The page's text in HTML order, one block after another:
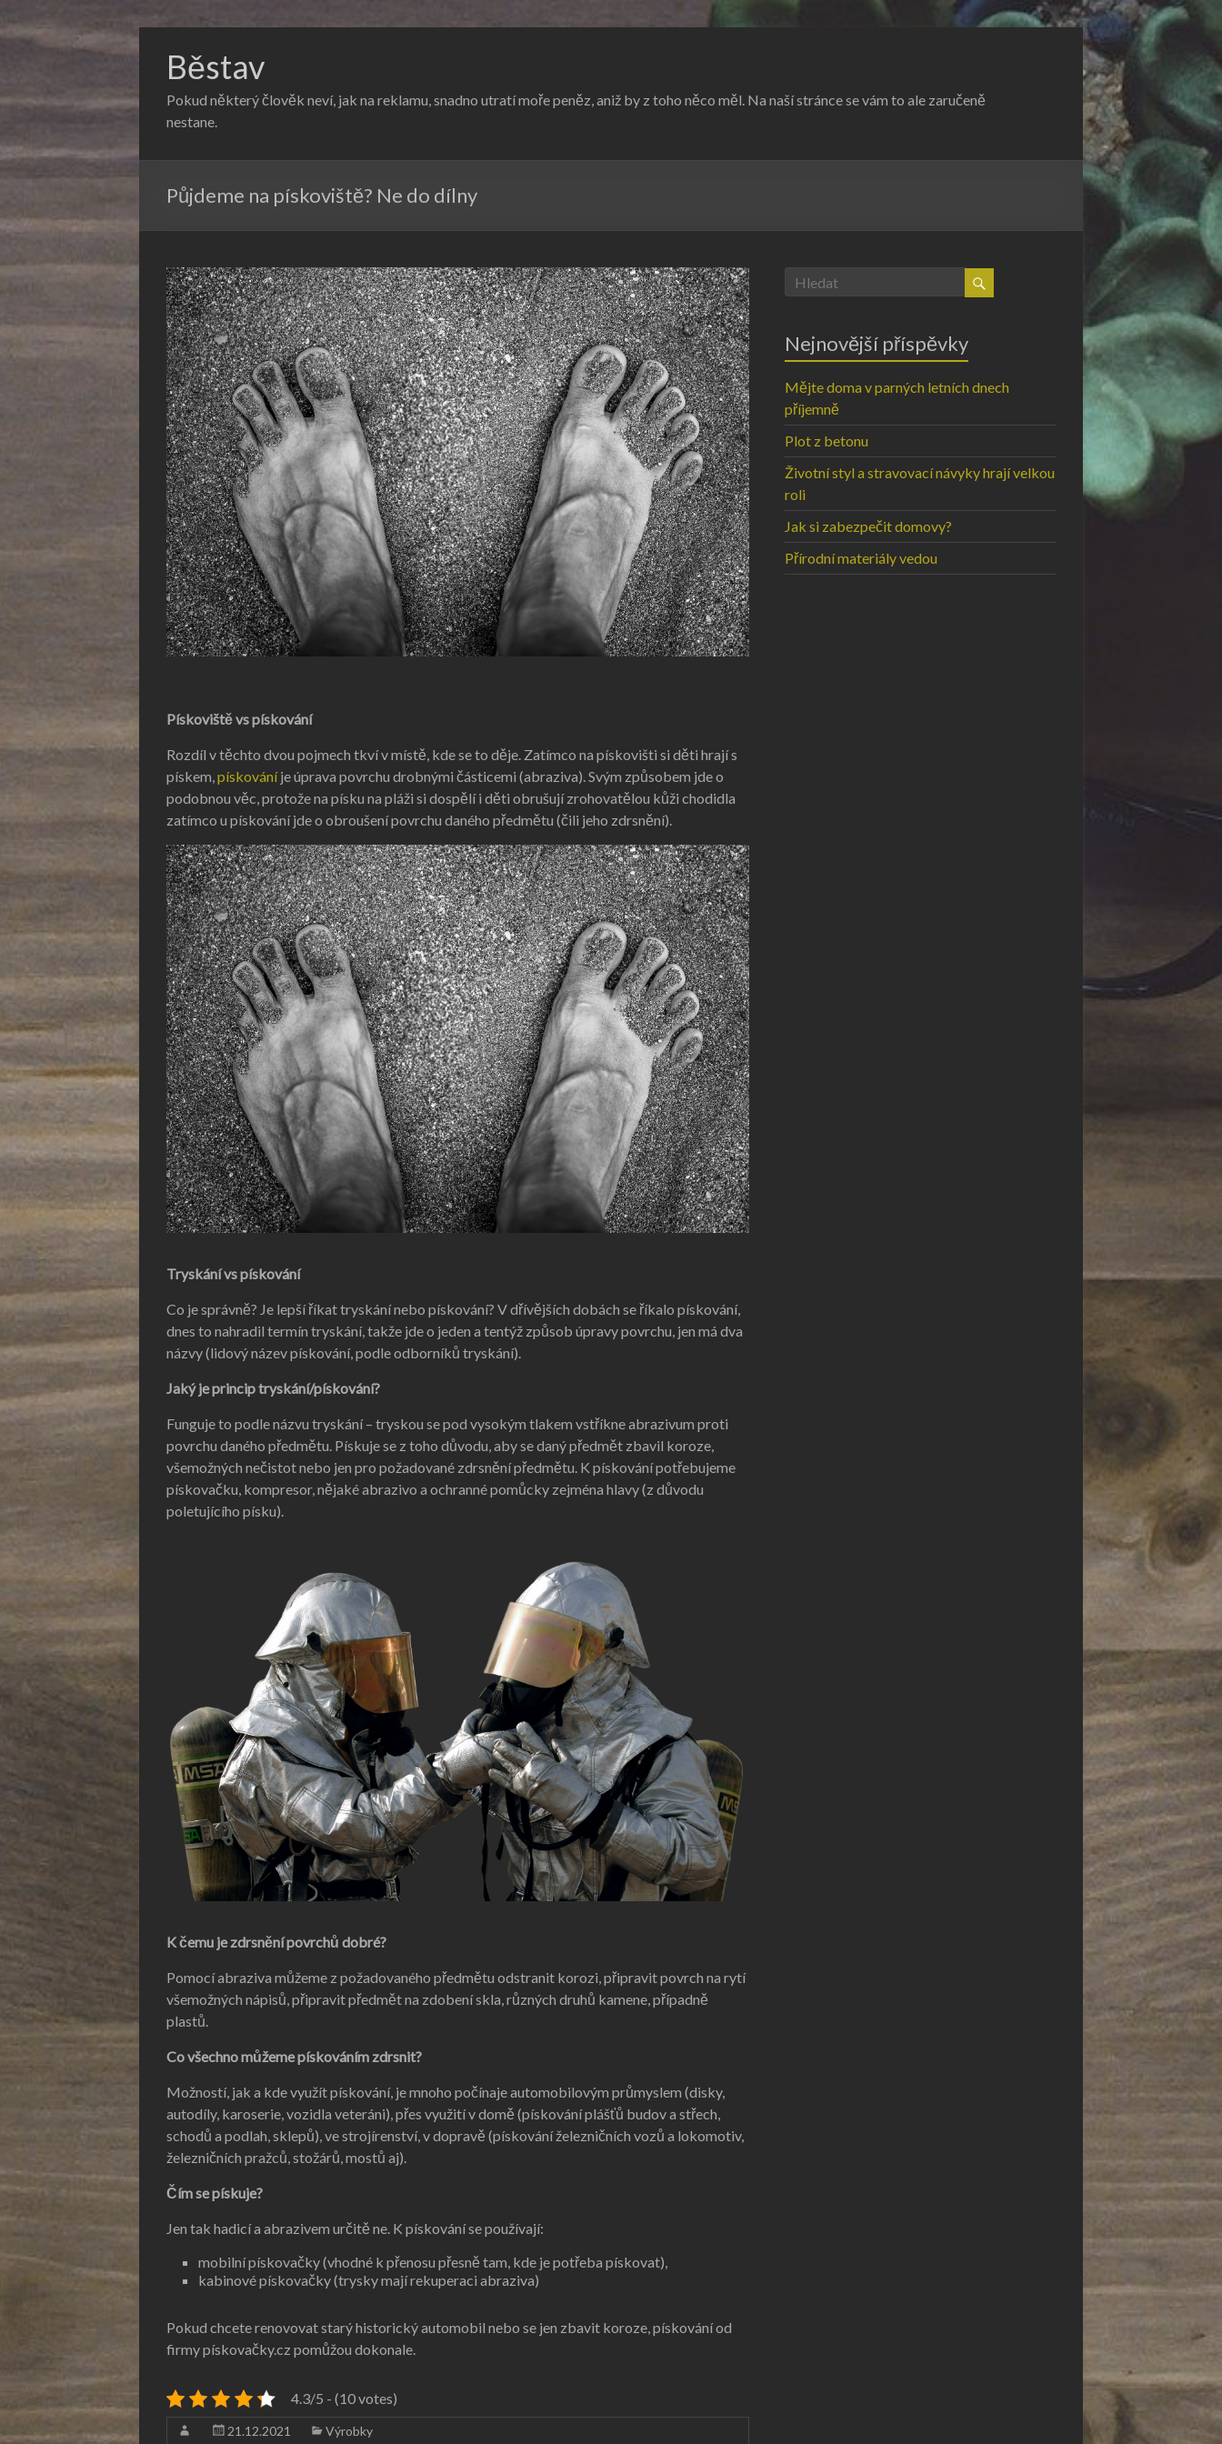
Běstav
Pokud některý člověk neví, jak na reklamu, snadno utratí moře peněz, aniž by z toho něco měl. Na naší stránce se vám to ale zaručeně
nestane.
Půjdeme na pískoviště? Ne do dílny
Pískoviště vs pískování
Rozdíl v těchto dvou pojmech tkví v místě, kde se to děje. Zatímco na pískovišti si děti hrají s
pískem, pískováníje úprava povrchu drobnými částicemi (abraziva). Svým způsobem jde o
podobnou věc, protože na písku na pláži si dospělí i děti obrušují zrohovatělou kůži chodidla
zatímco u pískování jde o obroušení povrchu daného předmětu (čili jeho zdrsnění).
Tryskání vs pískování
Co je správně? Je lepší říkat tryskání nebo pískování? V dřívějších dobách se říkalo pískování,
dnes to nahradil termín tryskání, takže jde o jeden a tentýž způsob úpravy povrchu, jen má dva
názvy (lidový název pískování, podle odborníků tryskání).
Jaký je princip tryskání/pískování?
Funguje to podle názvu tryskání – tryskou se pod vysokým tlakem vstříkne abrazivum proti
povrchu daného předmětu. Pískuje se z toho důvodu, aby se daný předmět zbavil koroze,
všemožných nečistot nebo jen pro požadované zdrsnění předmětu. K pískování potřebujeme
pískovačku, kompresor, nějaké abrazivo a ochranné pomůcky zejména hlavy (z důvodu
poletujícího písku).
K čemu je zdrsnění povrchů dobré?
Pomocí abraziva můžeme z požadovaného předmětu odstranit korozi, připravit povrch na rytí
všemožných nápisů, připravit předmět na zdobení skla, různých druhů kamene, případně
plastů.
Co všechno můžeme pískováním zdrsnit?
Možností, jak a kde využít pískování, je mnoho počínaje automobilovým průmyslem (disky,
autodíly, karoserie, vozidla veteráni), přes využití v domě (pískování plášťů budov a střech,
schodů a podlah, sklepů), ve strojírenství, v dopravě (pískování železničních vozů a lokomotiv,
železničních pražců, stožárů, mostů aj).
Čím se pískuje?
Jen tak hadicí a abrazivem určitě ne. K pískování se používají:
mobilní pískovačky (vhodné k přenosu přesně tam, kde je potřeba pískovat),
kabinové pískovačky (trysky mají rekuperaci abraziva)
Pokud chcete renovovat starý historický automobil nebo se jen zbavit koroze, pískování od
firmy pískovačky.cz pomůžou dokonale.
4.3/5 - (10 votes)
21.12.2021 Výrobky
Nejnovější příspěvky
Mějte doma v parných letních dnech
příjemně
Plot z betonu
Životní styl a stravovací návyky hrají velkou
roli
Jak si zabezpečit domovy?
Přírodní materiály vedou